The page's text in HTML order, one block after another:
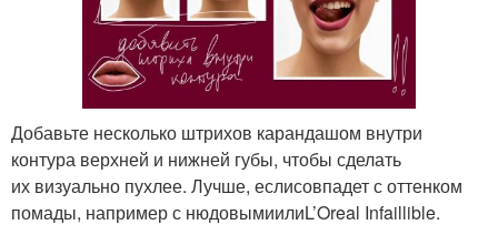
Добавьте несколько штрихов карандашом внутри
контура верхней и нижней губы, чтобы сделать
их визуально пухлее. Лучше, еслисовпадет с оттенком
помады, например с нюдовымиилиL’Oreal Infaillible.